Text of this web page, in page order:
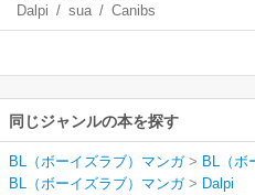
ド【タテヨミ】
Dalpi / sua/ Canibs
同じジャンルの本を探す
BL（ボーイズラブ）マンガ> BL（ボ
BL（ボーイズラブ）マンガ> Dalpi